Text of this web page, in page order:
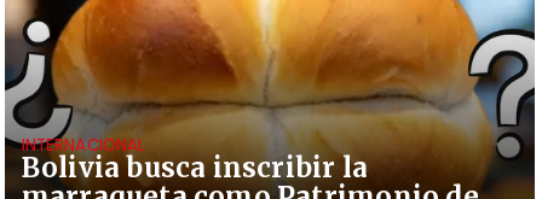
Bolivia busca inscribir la
INTERNACIONAL